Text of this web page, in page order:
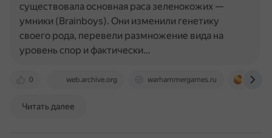
0 web.archive.org warhammergames.ru
существовала основная раса зеленокожих —
умники (Brainboys). Они изменили генетику
своего рода, перевели размножение вида на
уровень спор и фактически…
Читать далее